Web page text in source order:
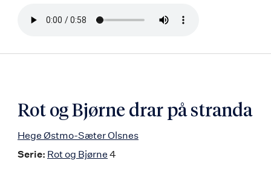
Bla
Rot og Bjørne drar på stranda
Hege Østmo-Sæter Olsnes
Serie: Rot og Bjørne 4